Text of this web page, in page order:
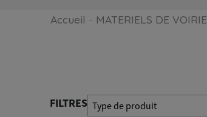
Accueil - MATERIELS DE VOIRIE
FILTRES Type de produit